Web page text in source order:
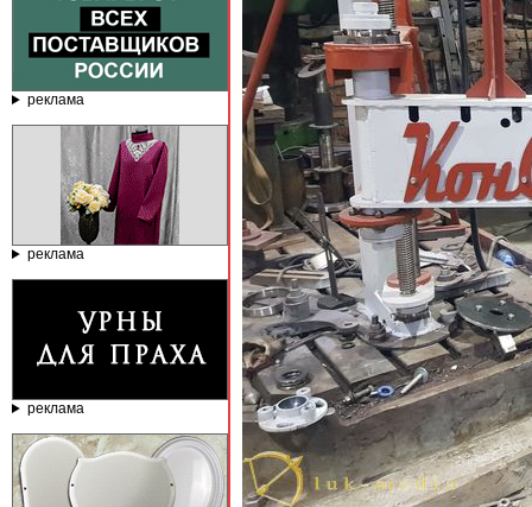
реклама
реклама
реклама